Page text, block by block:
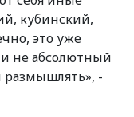
кубинский,
это уже
не абсолютный
размышлять», -